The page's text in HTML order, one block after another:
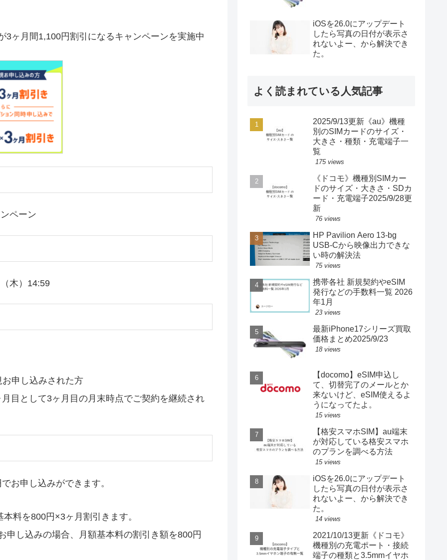
ヶ月間1,100円割引になるキャンペーンを実施中
ペーン
木）14:59
申し込みされた方
目として3ヶ月目の月末時点でご契約を継続され
お申し込みができます。
料を800円×3ヶ月割引きます。
申し込みの場合、月額基本料の割引き額を800円
iOSを26.0にアップデート
したら写真の日付が表示さ
れないよー、から解決でき
た。
よく読まれている人気記事
2025/9/13更新《au》機種
別のSIMカードのサイズ・
大きさ・種類・充電端子一
覧
175 views
《ドコモ》機種別SIMカー
ドのサイズ・大きさ・SDカ
ード・充電端子2025/9/28更
新
76 views
HP Pavilion Aero 13-bg
USB-Cから映像出力できな
い時の解決法
75 views
携帯各社 新規契約やeSIM
発行などの手数料一覧 2026
年1月
23 views
最新iPhone17シリーズ買取
価格まとめ2025/9/23
18 views
【docomo】eSIM申込し
て、切替完了のメールとか
来ないけど、eSIM使えるよ
うになってたよ。
15 views
【格安スマホSIM】au端末
が対応している格安スマホ
のプランを調べる方法
15 views
iOSを26.0にアップデート
したら写真の日付が表示さ
れないよー、から解決でき
た。
14 views
2021/10/13更新《ドコモ》
機種別の充電ポート・接続
端子の種類と3.5mmイヤホ